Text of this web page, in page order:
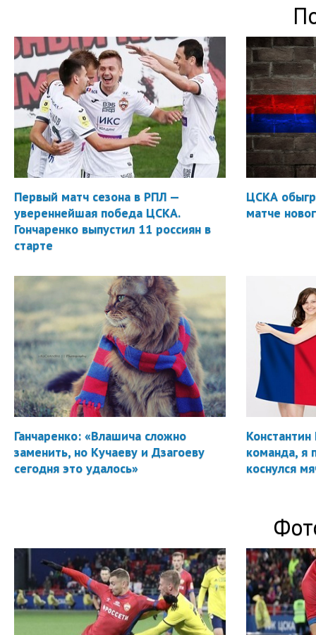
Первый матч сезона в РПЛ —
увереннейшая победа ЦСКА.
Гончаренко выпустил 11 россиян в
старте
ЦСКА
матче
Ганчаренко: «Влашича сложно
заменить, но Кучаеву и Дзагоеву
сегодня это удалось»
Константин
команда, я
коснулся